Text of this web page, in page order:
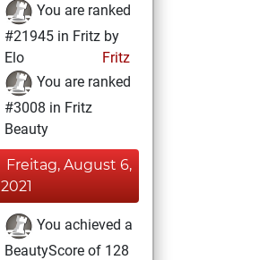
You are ranked
#21945 in Fritz by
Elo
Fritz
You are ranked
#3008 in Fritz
Beauty
Freitag, August 6,
2021
You achieved a
BeautyScore of 128